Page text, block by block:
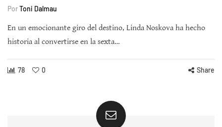
PorToni Dalmau
En un emocionante giro del destino, Linda Noskova ha hecho
historia al convertirse en la sexta…
78 0 Share